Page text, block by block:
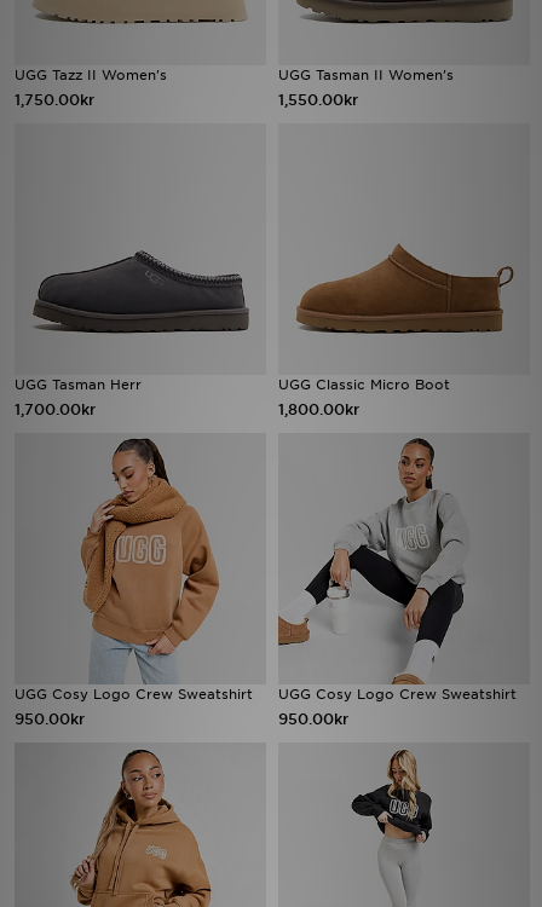
UGG Tazz II Women's
1,750.00kr
UGG Tasman II Women's
1,550.00kr
UGG Tasman Herr
1,700.00kr
UGG Classic Micro Boot
1,800.00kr
UGG Cosy Logo Crew Sweatshirt
950.00kr
UGG Cosy Logo Crew Sweatshirt
950.00kr